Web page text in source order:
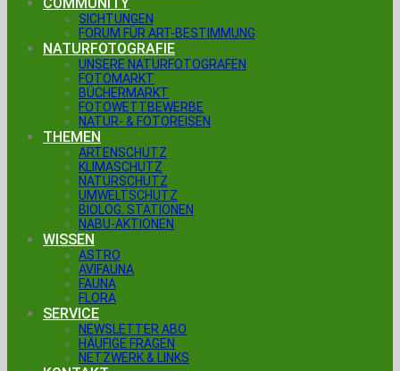
SICHTUNGEN
FORUM FÜR ART-BESTIMMUNG
NATURFOTOGRAFIE
UNSERE NATURFOTOGRAFEN
FOTOMARKT
BÜCHERMARKT
FOTOWETTBEWERBE
NATUR- & FOTOREISEN
THEMEN
ARTENSCHUTZ
KLIMASCHUTZ
NATURSCHUTZ
UMWELTSCHUTZ
BIOLOG. STATIONEN
NABU-AKTIONEN
WISSEN
ASTRO
AVIFAUNA
FAUNA
FLORA
SERVICE
NEWSLETTER ABO
HÄUFIGE FRAGEN
NETZWERK & LINKS